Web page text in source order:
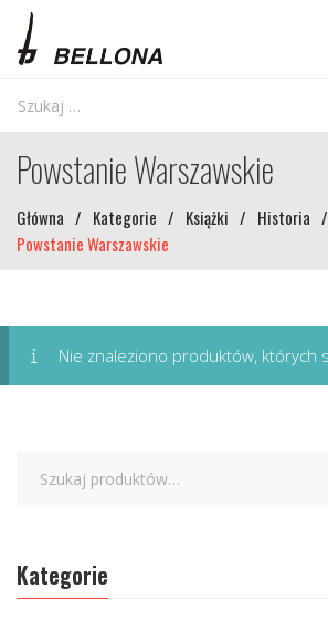
Powstanie Warszawskie
Główna / Kategorie / Książki / Historia /
Powstanie Warszawskie
Nie znaleziono produktów, których
Kategorie